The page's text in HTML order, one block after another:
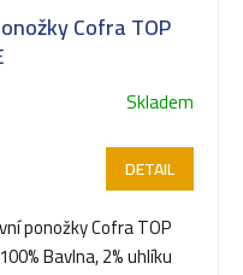
Cofra TOP
Skladem
DETAIL
ponožky Cofra TOP
Bavlna, 2% uhlíku